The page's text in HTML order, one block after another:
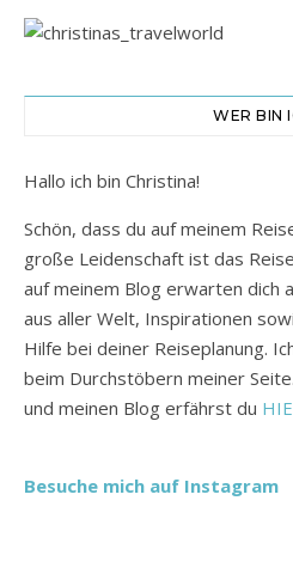
WER BIN
Hallo ich bin Christina!
Schön, dass du auf meinem
große Leidenschaft ist das
auf meinem Blog erwarten dich
aus aller Welt, Inspirationen
Hilfe bei deiner Reiseplanung.
beim Durchstöbern meiner
und meinen Blog erfährst du
Besuche mich auf Instagram